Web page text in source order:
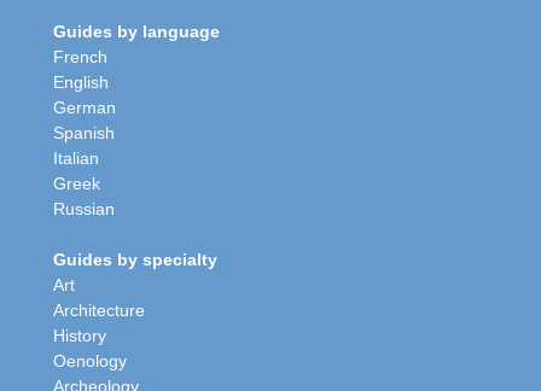
Guides by language
French
English
German
Spanish
Italian
Greek
Russian
Guides by specialty
Art
Architecture
History
Oenology
Archeology